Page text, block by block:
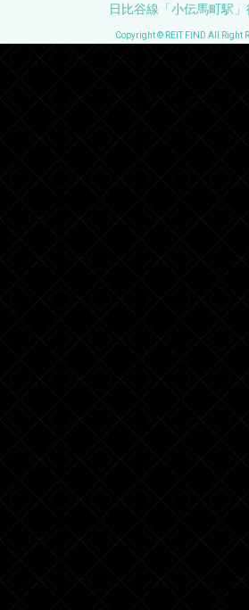
日比谷線「小伝馬町駅
Copyright © REIT FIND All Right